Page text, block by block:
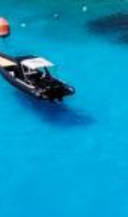
STUTTGART